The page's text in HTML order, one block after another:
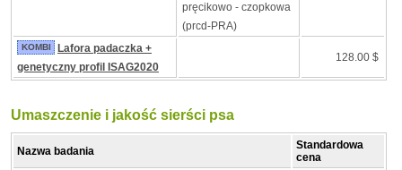
pręcikowo - czopkowa
(prcd-PRA)
KOMBI
Lafora padaczka +
genetyczny profil ISAG2020
128.00 $
Umaszczenie i jakość sierści psa
Nazwa badania
Standardowa
cena